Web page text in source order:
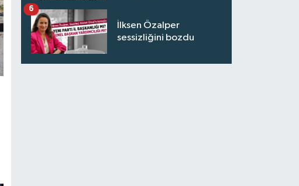
İlksen Özalper
sessizliğini bozdu
6